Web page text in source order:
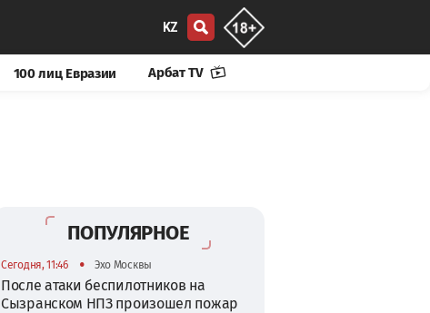
KZ
100 лиц Евразии Арбат TV
ПОПУЛЯРНОЕ
Сегодня, 11:46 • Эхо Москвы
После атаки беспилотников на
Сызранском НПЗ произошел пожар